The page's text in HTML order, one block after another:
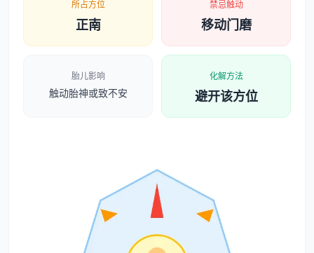
所占方位
正南
禁忌触动
移动门磨
胎儿影响
触动胎神或致不安
化解方法
避开该方位